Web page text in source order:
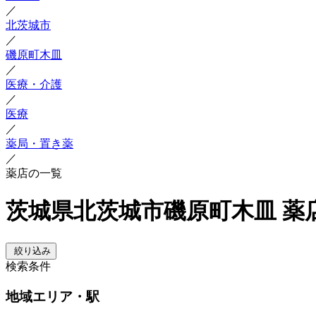
／
北茨城市
／
磯原町木皿
／
医療・介護
／
医療
／
薬局・置き薬
／
薬店の一覧
茨城県北茨城市磯原町木皿 薬
絞り込み
検索条件
地域エリア・駅